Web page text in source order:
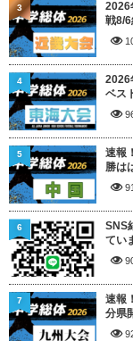
2026
戦8/
3
2026
ベス
4
速報
勝は
5
SNS
てい
6
速報
分県
7